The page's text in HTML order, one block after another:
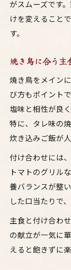
がスムーズです
けを変えること
す。
焼き鳥に合う主
焼き鳥をメイン
び方もポイント
塩味と相性が良
特に、タレ味の
炊き込みご飯が人
付け合わせには
トマトのグリル
養バランスが整
した口当たりで
主食と付け合わ
の献立が一気に
えると飽きずに